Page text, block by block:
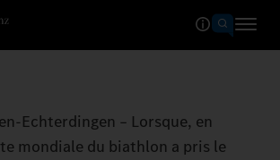
Echterdingen – Lorsque, en
mondiale du biathlon a pris le